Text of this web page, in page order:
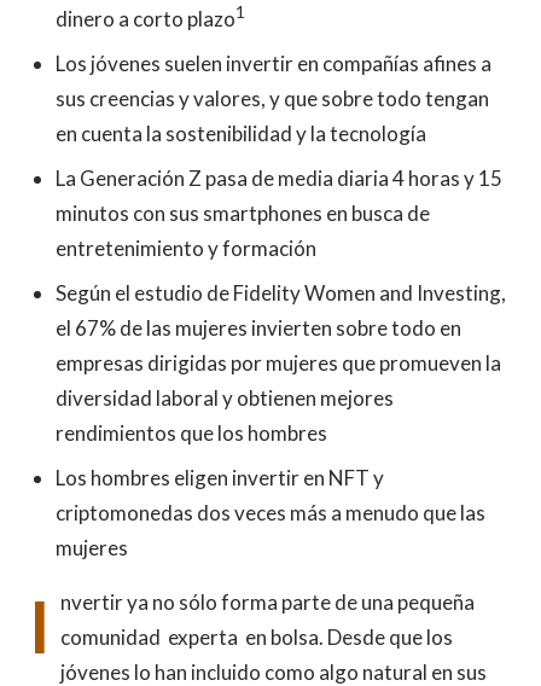
dinero a corto plazo1
Los jóvenes suelen invertir en compañías afines a
sus creencias y valores, y que sobre todo tengan
en cuenta la sostenibilidad y la tecnología
La Generación Z pasa de media diaria 4 horas y 15
minutos con sus smartphones en busca de
entretenimiento y formación
Según el estudio de Fidelity Women and Investing,
el 67% de las mujeres invierten sobre todo en
empresas dirigidas por mujeres que promueven la
diversidad laboral y obtienen mejores
rendimientos que los hombres
Los hombres eligen invertir en NFT y
criptomonedas dos veces más a menudo que las
mujeres
I
nvertir ya no sólo forma parte de una pequeña
comunidad experta en bolsa. Desde que los
jóvenes lo han incluido como algo natural en sus